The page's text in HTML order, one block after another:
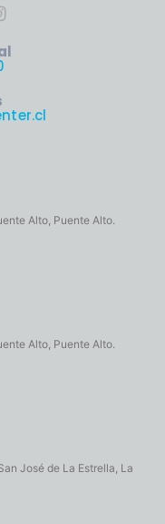
Alto, Puente Alto.
Alto, Puente Alto.
José de La Estrella, La